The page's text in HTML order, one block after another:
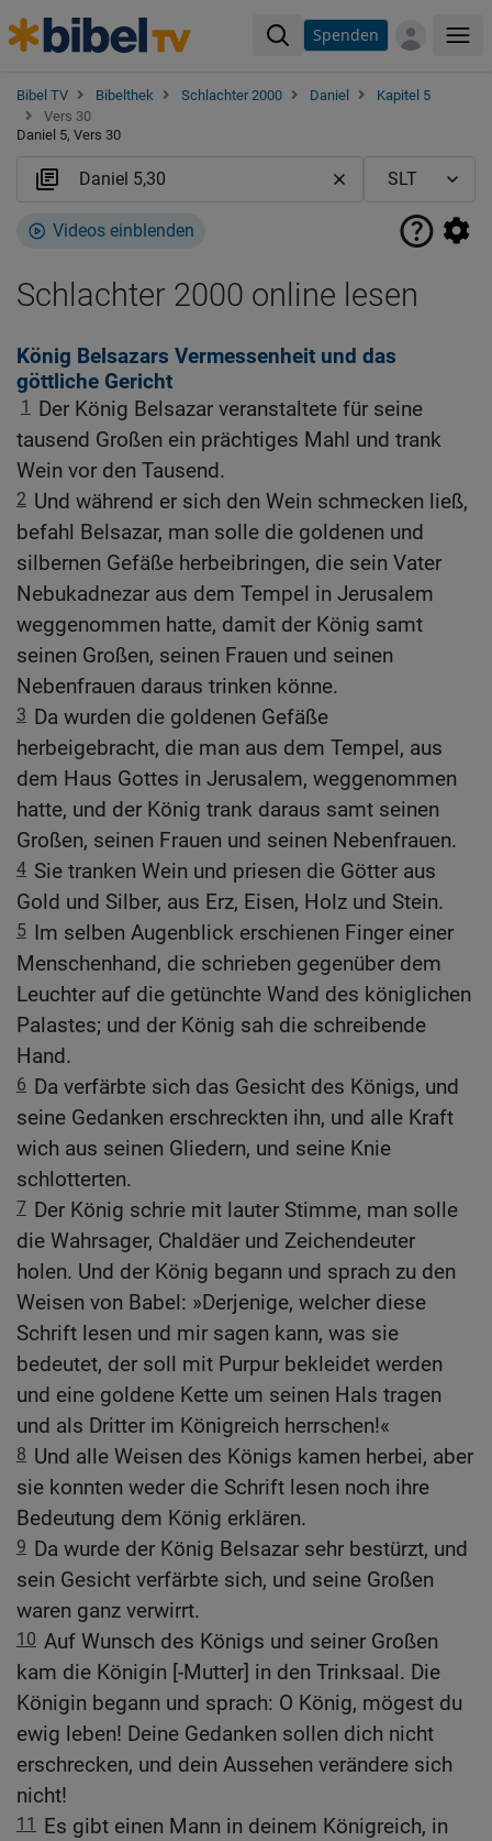
Spenden
Bibel TV Bibelthek Schlachter 2000 Daniel
Kapitel 5
Vers 30
Daniel 5, Vers 30
Videos einblenden
Schlachter 2000 online lesen
König Belsazars Vermessenheit und das
göttliche Gericht
1
Der König Belsazar veranstaltete für seine
tausend Großen ein prächtiges Mahl und trank
Wein vor den Tausend.
2 Und während er sich den Wein schmecken ließ,
befahl Belsazar, man solle die goldenen und
silbernen Gefäße herbeibringen, die sein Vater
Nebukadnezar aus dem Tempel in Jerusalem
weggenommen hatte, damit der König samt
seinen Großen, seinen Frauen und seinen
Nebenfrauen daraus trinken könne.
3 Da wurden die goldenen Gefäße
herbeigebracht, die man aus dem Tempel, aus
dem Haus Gottes in Jerusalem, weggenommen
hatte, und der König trank daraus samt seinen
Großen, seinen Frauen und seinen Nebenfrauen.
4 Sie tranken Wein und priesen die Götter aus
Gold und Silber, aus Erz, Eisen, Holz und Stein.
5 Im selben Augenblick erschienen Finger einer
Menschenhand, die schrieben gegenüber dem
Leuchter auf die getünchte Wand des königlichen
Palastes; und der König sah die schreibende
Hand.
6 Da verfärbte sich das Gesicht des Königs, und
seine Gedanken erschreckten ihn, und alle Kraft
wich aus seinen Gliedern, und seine Knie
schlotterten.
7 Der König schrie mit lauter Stimme, man solle
die Wahrsager, Chaldäer und Zeichendeuter
holen. Und der König begann und sprach zu den
Weisen von Babel: »Derjenige, welcher diese
Schrift lesen und mir sagen kann, was sie
bedeutet, der soll mit Purpur bekleidet werden
und eine goldene Kette um seinen Hals tragen
und als Dritter im Königreich herrschen!«
8 Und alle Weisen des Königs kamen herbei, aber
sie konnten weder die Schrift lesen noch ihre
Bedeutung dem König erklären.
9 Da wurde der König Belsazar sehr bestürzt, und
sein Gesicht verfärbte sich, und seine Großen
waren ganz verwirrt.
10 Auf Wunsch des Königs und seiner Großen
kam die Königin [-Mutter] in den Trinksaal. Die
Königin begann und sprach: O König, mögest du
ewig leben! Deine Gedanken sollen dich nicht
erschrecken, und dein Aussehen verändere sich
nicht!
11
Es gibt einen Mann in deinem Königreich, in